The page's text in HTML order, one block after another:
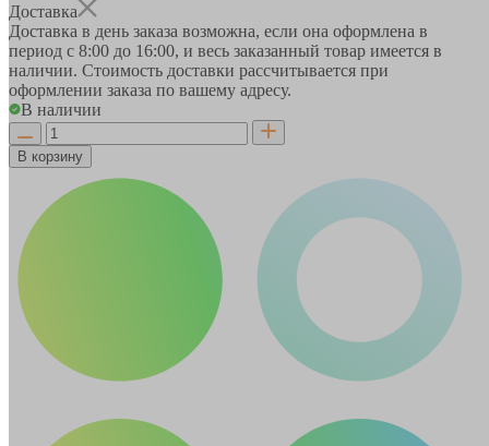
Доставка
Доставка в день заказа возможна, если она оформлена в
период с 8:00 до 16:00, и весь заказанный товар имеется в
наличии. Стоимость доставки рассчитывается при
оформлении заказа по вашему адресу.
В наличии
В корзину